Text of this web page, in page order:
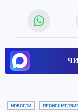
НОВОСТИ ПРОИСШЕСТВИЯ